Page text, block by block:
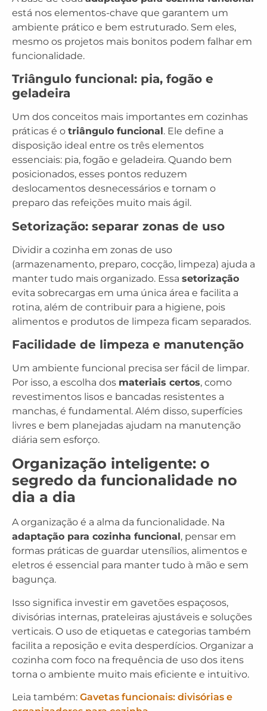
está nos elementos-chave que garantem um
ambiente prático e bem estruturado. Sem eles,
mesmo os projetos mais bonitos podem falhar em
funcionalidade.
Triângulo funcional: pia, fogão e
geladeira
Um dos conceitos mais importantes em cozinhas
práticas é o triângulo funcional. Ele define a
disposição ideal entre os três elementos
essenciais: pia, fogão e geladeira. Quando bem
posicionados, esses pontos reduzem
deslocamentos desnecessários e tornam o
preparo das refeições muito mais ágil.
Setorização: separar zonas de uso
Dividir a cozinha em zonas de uso
(armazenamento, preparo, cocção, limpeza) ajuda a
manter tudo mais organizado. Essa setorização
evita sobrecargas em uma única área e facilita a
rotina, além de contribuir para a higiene, pois
alimentos e produtos de limpeza ficam separados.
Facilidade de limpeza e manutenção
Um ambiente funcional precisa ser fácil de limpar.
Por isso, a escolha dos materiais certos, como
revestimentos lisos e bancadas resistentes a
manchas, é fundamental. Além disso, superfícies
livres e bem planejadas ajudam na manutenção
diária sem esforço.
Organização inteligente: o
segredo da funcionalidade no
dia a dia
A organização é a alma da funcionalidade. Na
adaptação para cozinha funcional , pensar em
formas práticas de guardar utensílios, alimentos e
eletros é essencial para manter tudo à mão e sem
bagunça.
Isso significa investir em gavetões espaçosos,
divisórias internas, prateleiras ajustáveis e soluções
verticais. O uso de etiquetas e categorias também
facilita a reposição e evita desperdícios. Organizar a
cozinha com foco na frequência de uso dos itens
torna o ambiente muito mais eficiente e intuitivo.
Leia também: Gavetas funcionais: divisórias e